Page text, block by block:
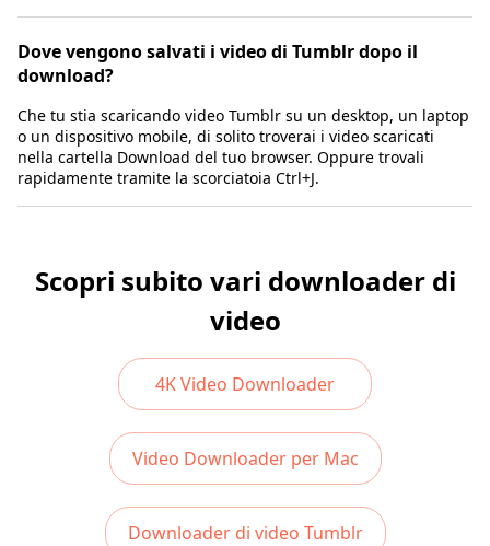
Dove vengono salvati i video di Tumblr dopo il
download?
Che tu stia scaricando video Tumblr su un desktop, un laptop
o un dispositivo mobile, di solito troverai i video scaricati
nella cartella Download del tuo browser. Oppure trovali
rapidamente tramite la scorciatoia Ctrl+J.
Scopri subito vari downloader di
video
4K Video Downloader
Video Downloader per Mac
Downloader di video Tumblr